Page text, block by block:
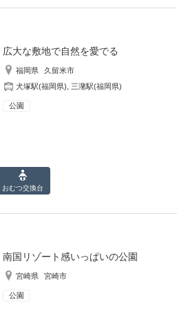
広大な敷地で自然を愛でる
福岡県
久留米市
犬塚駅(福岡県)
三潴駅(福岡県)
公園
おむつ交換台
南国リゾート感いっぱいの公園
宮崎県 宮崎市
公園